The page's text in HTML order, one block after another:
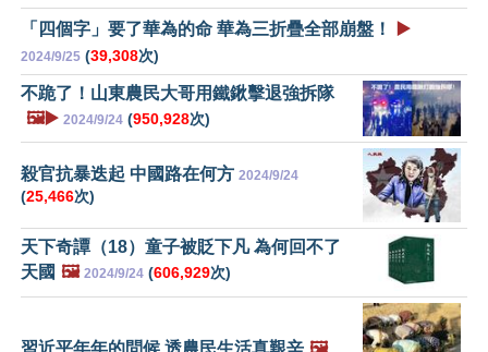
「四個字」要了華為的命 華為三折疊全部崩盤！ ▶️
2024/9/25 (39,308次)
不跪了！山東農民大哥用鐵鍬擊退強拆隊
🖼️▶️ 2024/9/24 (950,928次)
殺官抗暴迭起 中國路在何方 2024/9/24
(25,466次)
天下奇譚（18）童子被貶下凡 為何回不了
天國 🖼️ 2024/9/24 (606,929次)
習近平年年的問候 透農民生活真艱辛 🖼️